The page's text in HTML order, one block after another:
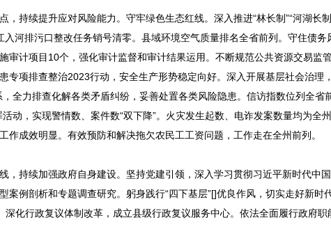
，持续提升应对风险能力。守牢绿色生态红线。深入推进“林长制”“河湖长
河排污口整改任务销号清零。县域环境空气质量排名全省前列。守住债务
审计项目10个，强化审计监督和审计结果运用。不断规范公共资源交易监
专项排查整治2023行动，安全生产形势稳定向好。深入开展基层社会治理
全力排查化解各类矛盾纠纷，妥善处置各类风险隐患。信访指数位列全省
动，实现警情数、案件数“双下降”。火灾发生起数、电诈发案数量均为全
作成效明显。有效预防和解决拖欠农民工工资问题，工作走在全州前列。
，持续加强政府自身建设。坚持党建引领，深入学习贯彻习近平新时代中
案例剖析和专题调查研究。躬身践行“四下基层”[]优良作风，切实走好新时
深化行政复议体制改革，成立县级行政复议服务中心。依法全面履行政府